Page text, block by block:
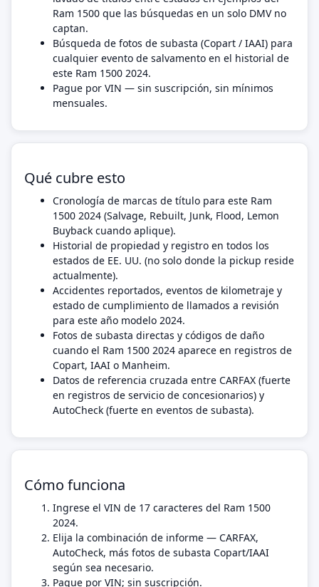
Ram 1500 que las búsquedas en un solo DMV no
captan.
Búsqueda de fotos de subasta (Copart / IAAI) para
cualquier evento de salvamento en el historial de
este Ram 1500 2024.
Pague por VIN — sin suscripción, sin mínimos
mensuales.
Qué cubre esto
Cronología de marcas de título para este Ram
1500 2024 (Salvage, Rebuilt, Junk, Flood, Lemon
Buyback cuando aplique).
Historial de propiedad y registro en todos los
estados de EE. UU. (no solo donde la pickup reside
actualmente).
Accidentes reportados, eventos de kilometraje y
estado de cumplimiento de llamados a revisión
para este año modelo 2024.
Fotos de subasta directas y códigos de daño
cuando el Ram 1500 2024 aparece en registros de
Copart, IAAI o Manheim.
Datos de referencia cruzada entre CARFAX (fuerte
en registros de servicio de concesionarios) y
AutoCheck (fuerte en eventos de subasta).
Cómo funciona
Ingrese el VIN de 17 caracteres del Ram 1500
2024.
Elija la combinación de informe — CARFAX,
AutoCheck, más fotos de subasta Copart/IAAI
según sea necesario.
Pague por VIN; sin suscripción.